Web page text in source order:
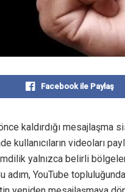
Facebook ile Paylaş
kaldırdığı
kullanıcıların videoları
yalnızca belirli
adım, YouTube